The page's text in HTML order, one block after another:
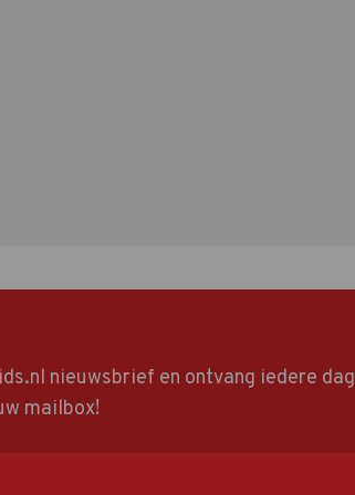
nieuwsbrief en ontvang iedere dag
mailbox!